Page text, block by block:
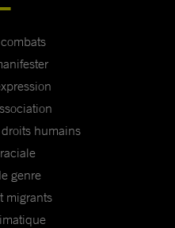
humains
genre
migrants